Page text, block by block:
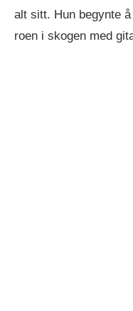
alt sitt. Hun begynte
roen i skogen med